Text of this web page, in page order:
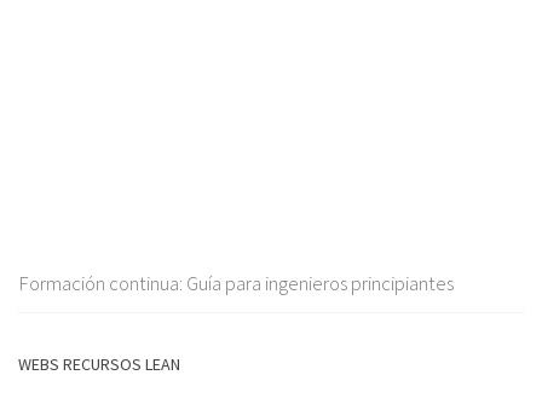
Formación continua: Guía para ingenieros principiantes
WEBS RECURSOS LEAN